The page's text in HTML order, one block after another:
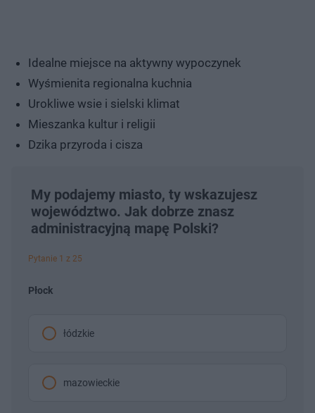
Idealne miejsce na aktywny wypoczynek
Wyśmienita regionalna kuchnia
Urokliwe wsie i sielski klimat
Mieszanka kultur i religii
Dzika przyroda i cisza
My podajemy miasto, ty wskazujesz
województwo. Jak dobrze znasz
administracyjną mapę Polski?
Pytanie 1 z 25
Płock
łódzkie
mazowieckie